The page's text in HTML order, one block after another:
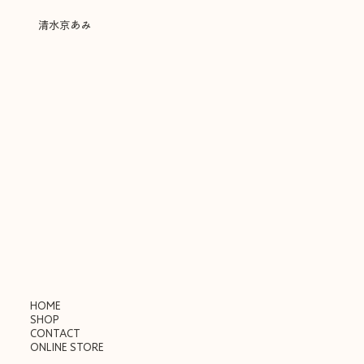
​清水京あみ
HOME
SHOP
CONTACT
ONLINE STORE